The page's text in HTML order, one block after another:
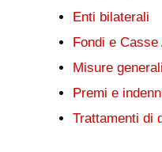
Enti bilaterali
Fondi e
Misure generali
Premi e
Trattamenti di